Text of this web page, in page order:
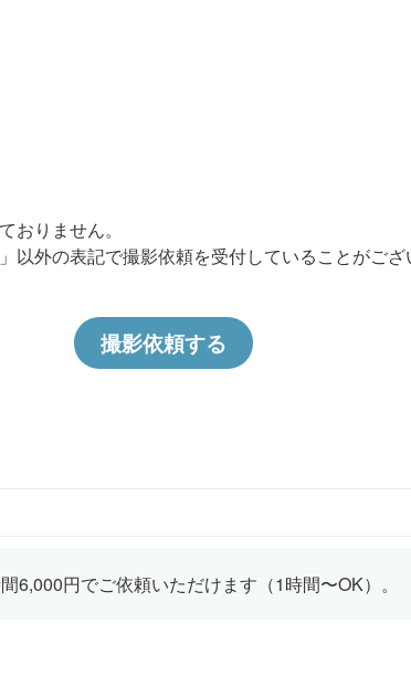
おりません。
以外の表記で撮影依頼を受付していることがご
撮影依頼する
6,000円でご依頼いただけます（1時間〜OK）。